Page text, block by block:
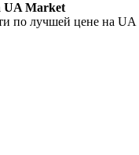
UA Market
по лучшей цене на